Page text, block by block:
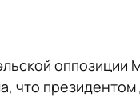
оппозиции
что